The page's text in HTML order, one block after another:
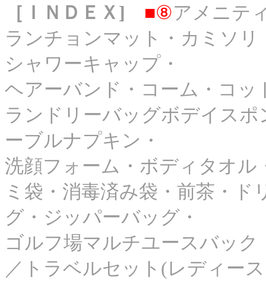
［ＩＮＤＥＸ] ■⑧アメニテ
ランチョンマット・カミソ
シャワーキャップ・
ヘアーバンド・コーム・コ
ランドリーバッグボデイス
ーブルナプキン・
洗顔フォーム・ボディタオル
ミ袋・消毒済み袋・前茶・
グ・ジッパーバッグ・
ゴルフ場マルチユースバッ
／トラベルセット(レディー